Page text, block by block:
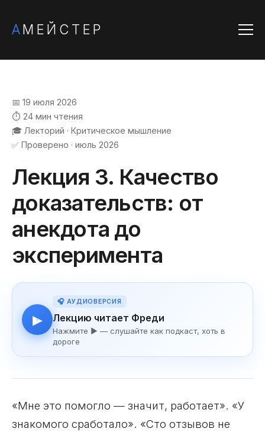
АМЕЙСТЕР
📅 19 июля 2026
⏱️ 24 мин чтения
🎓 Лекторий · Критическое мышление
✅ Проверено · июль 2026
Лекция 3. Качество
доказательств: от
анекдота до
эксперимента
▶
🎧 АУДИОВЕРСИЯ
Лекцию читает Фреди
Нажмите ▶ — слушайте как подкаст, хоть в
дороге
«Мне это помогло — значит, работает». «У
знакомого сработало». «Сто отзывов не